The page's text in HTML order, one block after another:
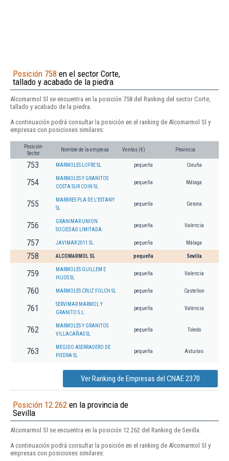
Posición 758 en el sector Corte,
tallado y acabado de la piedra
Alcomarmol Sl se encuentra en la posición 758 del Ranking del sector Corte,
tallado y acabado de la piedra.
A continuación podrá consultar la posición en el ranking de Alcomarmol Sl y
empresas con posiciones similares:
Posición
Sector
Nombre de la empresa Ventas (€) Provincia
753 MARMOLES LOFRE SL pequeña Coruña
754
MARMOLES Y GRANITOS
COSTA SUR COIN SL
pequeña Málaga
755
MARBRES PLA DE L'ESTANY
SL
pequeña Gerona
756
GRANIMAR UNION
SOCIEDAD LIMITADA.
pequeña Valencia
757 JAVIMAR 2011 SL. pequeña Málaga
758 ALCOMARMOL SL pequeña Sevilla
759
MARMOLES GUILLEM E
HIJOS SL
pequeña Valencia
760 MARMOLES CRUZ FOLCH SL pequeña Castellon
761
SERVIMAR MARMOL Y
GRANITO S.L.
pequeña Valencia
762
MARMOLES Y GRANITOS
VILLACAÑAS SL
pequeña Toledo
763
MEGIDO ASERRADERO DE
PIEDRA SL
pequeña Asturias
Ver Ranking de Empresas del CNAE 2370
Posición 12.262 en la provincia de
Sevilla
Alcomarmol Sl se encuentra en la posición 12.262 del Ranking de Sevilla.
A continuación podrá consultar la posición en el ranking de Alcomarmol Sl y
empresas con posiciones similares: